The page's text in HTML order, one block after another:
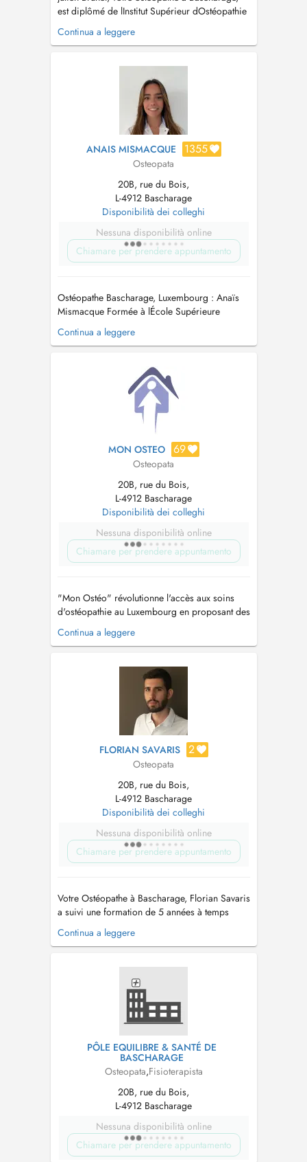
est diplômé de lInstitut Supérieur dOstéopathie
de Lille, où il a achevé un cursus de cinq ans
en 2021. Aujourd'hui, il officie au sein du Pôle
sa formation, Julien a acquis une expertise
Continua a leggere
ANAIS MISMACQUE 1355
Osteopata
20B, rue du Bois,
L-4912 Bascharage
Disponibilità dei colleghi
Nessuna disponibilità online
Chiamare per prendere appuntamento
Ostéopathe Bascharage, Luxembourg : Anaïs
Mismacque Formée à lÉcole Supérieure
dOstéopathie (ESO Suposteo) de Paris sur une
période intensive de 5 ans, Anaïs Mismacque
de Bascharage. Tout au long de son parcours
académique, Anaïs s'est armée d'une ...
Continua a leggere
MON OSTEO 69
Osteopata
20B, rue du Bois,
L-4912 Bascharage
Disponibilità dei colleghi
Nessuna disponibilità online
Chiamare per prendere appuntamento
"Mon Ostéo" révolutionne l'accès aux soins
d'ostéopathie au Luxembourg en proposant des
visites à domicile. Ce service sur mesure vous
permet de recevoir des traitements
confort de votre foyer. Avec "Mon Ostéo",
bénéficiez de l'expertise de profe...
Continua a leggere
FLORIAN SAVARIS 2
Osteopata
20B, rue du Bois,
L-4912 Bascharage
Disponibilità dei colleghi
Nessuna disponibilità online
Chiamare per prendere appuntamento
Votre Ostéopathe à Bascharage, Florian Savaris
a suivi une formation de 5 années à temps
plein en Ostéopathie à l’ISOstéo Lyon (France).
Durant ses études, il a été formé à un grand
heures de formation) parmis lesquelles
l’anatomie, la physiologie, la path...
Continua a leggere
PÔLE EQUILIBRE & SANTÉ DE
BASCHARAGE
Osteopata,Fisioterapista
20B, rue du Bois,
L-4912 Bascharage
Nessuna disponibilità online
Chiamare per prendere appuntamento